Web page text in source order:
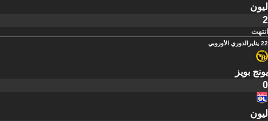
ليون
2
انتهت
22 يناير الدوري الأوروبي
يونج بويز
0
ليون